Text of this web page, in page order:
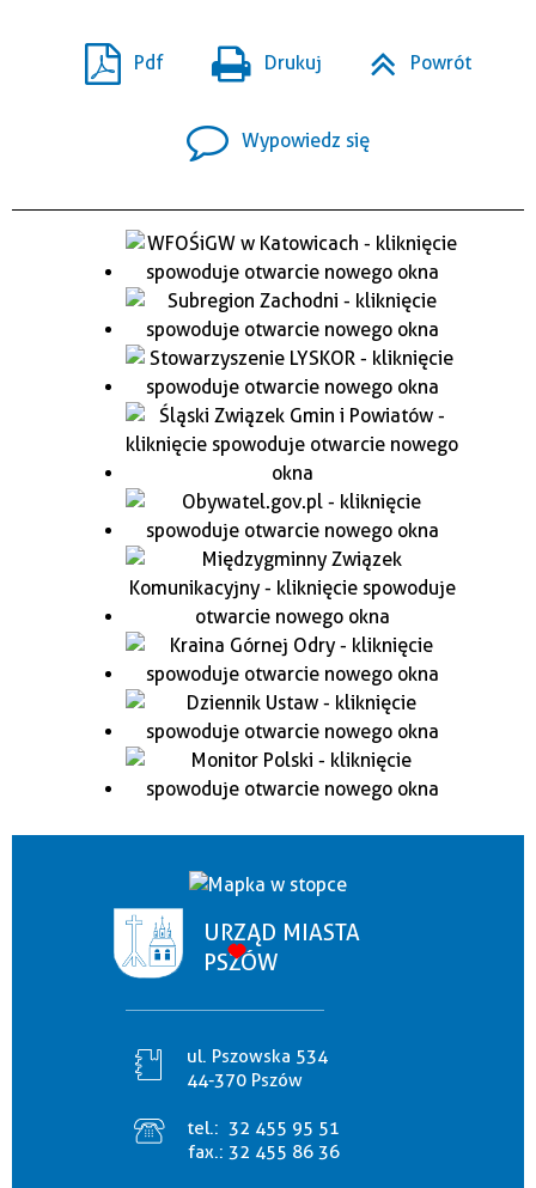
Pdf Drukuj Powrót
Wypowiedz się
URZĄD MIASTA
PSZÓW
ul. Pszowska 534
44-370 Pszów
tel.: 32 455 95 51
fax.: 32 455 86 36